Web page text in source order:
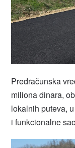
Predračunska
miliona dinara,
lokalnih puteva,
i funkcionalne